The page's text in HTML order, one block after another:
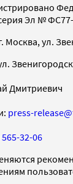
Эл № ФС77-
ул.
Дмитриевич
press-
32-06